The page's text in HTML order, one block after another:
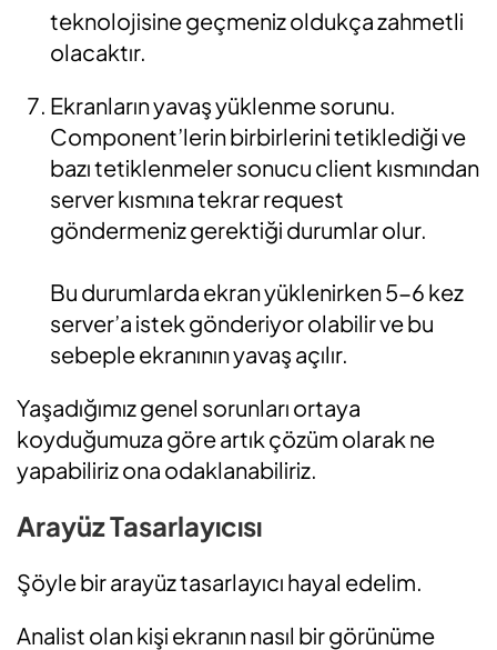
teknolojisine geçmeniz oldukça zahmetli
olacaktır.
Ekranların yavaş yüklenme sorunu.
Component’lerin birbirlerini tetiklediği ve
bazı tetiklenmeler sonucu client kısmından
server kısmına tekrar request
göndermeniz gerektiği durumlar olur.
Bu durumlarda ekran yüklenirken 5-6 kez
server’a istek gönderiyor olabilir ve bu
sebeple ekranının yavaş açılır.
Yaşadığımız genel sorunları ortaya
koyduğumuza göre artık çözüm olarak ne
yapabiliriz ona odaklanabiliriz.
Arayüz Tasarlayıcısı
Şöyle bir arayüz tasarlayıcı hayal edelim.
Analist olan kişi ekranın nasıl bir görünüme